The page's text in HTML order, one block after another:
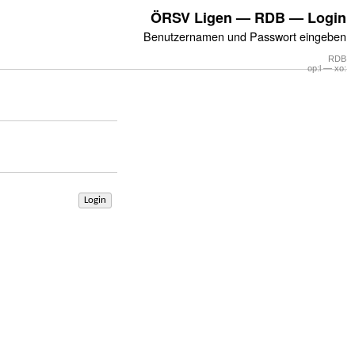
ÖRSV Ligen — RDB — Login
Benutzernamen und Passwort eingeben
RDB
op:l — xo:
Login